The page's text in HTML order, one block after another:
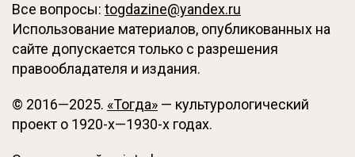
Все вопросы: togdazine@yandex.ru
Использование материалов, опубликованных на
сайте допускается только с разрешения
правообладателя и издания.
© 2016—2025. «Тогда» — культурологический
проект о 1920-х—1930-х годах.